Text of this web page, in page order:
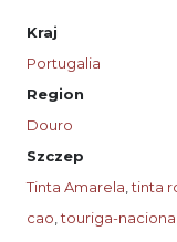
Kraj
Portugalia
Region
Douro
Szczep
Tinta Amarela ,tinta
cao ,touriga-nacional